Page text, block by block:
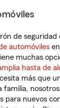
de seguridad
automóviles
muchas
hasta de
más que
familia,
para nuevos